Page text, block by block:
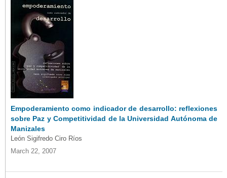
Empoderamiento como indicador de desarrollo: reflexiones
sobre Paz y Competitividad de la Universidad Autónoma de
Manizales
León Sigifredo Ciro Ríos
March 22, 2007